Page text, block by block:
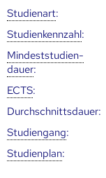
Studienart:
Studien­kenn­zahl:
Mindest­studien­
dauer:
ECTS:
Durch­schnitts­dauer:
Studien­gang:
Studien­plan: